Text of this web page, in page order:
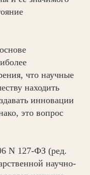
что научные
находить
инновации
это вопрос
N 127-ФЗ (ред.
научно-